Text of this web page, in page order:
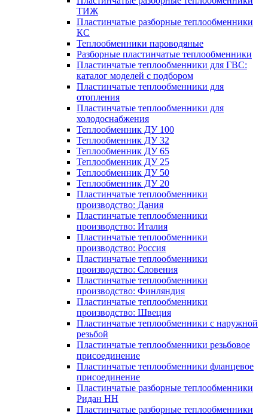
ТИЖ
Пластинчатые разборные теплообменники
КC
Теплообменники пароводяные
Разборные пластинчатые теплообменники
Пластинчатые теплообменники для ГВС:
каталог моделей с подбором
Пластинчатые теплообменники для
отопления
Пластинчатые теплообменники для
холодоснабжения
Теплообменник ДУ 100
Теплообменник ДУ 32
Теплообменник ДУ 65
Теплообменник ДУ 25
Теплообменник ДУ 50
Теплообменник ДУ 20
Пластинчатые теплообменники
производство: Дания
Пластинчатые теплообменники
производство: Италия
Пластинчатые теплообменники
производство: Россия
Пластинчатые теплообменники
производство: Словения
Пластинчатые теплообменники
производство: Финляндия
Пластинчатые теплообменники
производство: Швеция
Пластинчатые теплообменники с наружной
резьбой
Пластинчатые теплообменники резьбовое
присоединение
Пластинчатые теплообменники фланцевое
присоединение
Пластинчатые разборные теплообменники
Ридан НН
Пластинчатые разборные теплообменники